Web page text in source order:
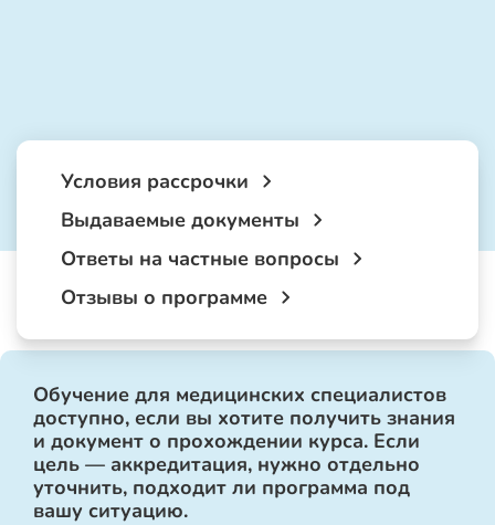
Условия рассрочки
Выдаваемые документы
Ответы на частные вопросы
Отзывы о программе
Обучение для медицинских специалистов
доступно, если вы хотите получить знания
и документ о прохождении курса. Если
цель — аккредитация, нужно отдельно
уточнить, подходит ли программа под
вашу ситуацию.